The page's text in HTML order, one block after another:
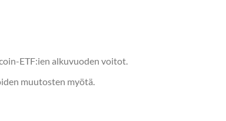
ETF:ien alkuvuoden voitot.
muutosten myötä.